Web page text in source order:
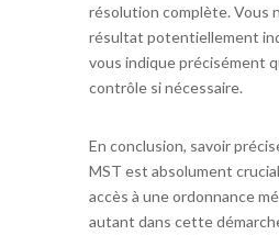
résolution complète. Vous
résultat potentiellement
vous indique précisément
contrôle si nécessaire.
En conclusion, savoir
MST est absolument
accès à une ordonnance
autant dans cette